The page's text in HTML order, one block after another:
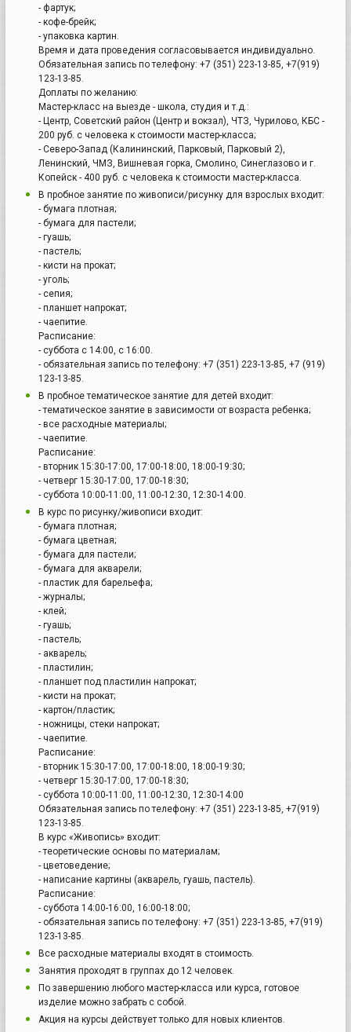
- фартук;
- кофе-брейк;
- упаковка картин.
Время и дата проведения согласовывается индивидуально.
Обязательная запись по телефону: +7 (351) 223-13-85, +7(919)
123-13-85.
Доплаты по желанию:
Мастер-класс на выезде - школа, студия и т.д.:
- Центр, Советский район (Центр и вокзал), ЧТЗ, Чурилово, КБС -
200 руб. с человека к стоимости мастер-класса;
- Северо-Запад (Калининский, Парковый, Парковый 2),
Ленинский, ЧМЗ, Вишневая горка, Смолино, Синеглазово и г.
Копейск - 400 руб. с человека к стоимости мастер-класса.
В пробное занятие по живописи/рисунку для взрослых входит:
- бумага плотная;
- бумага для пастели;
- гуашь;
- пастель;
- кисти на прокат;
- уголь;
- сепия;
- планшет напрокат;
- чаепитие.
Расписание:
- суббота с 14:00, с 16:00.
- обязательная запись по телефону: +7 (351) 223-13-85, +7 (919)
123-13-85.
В пробное тематическое занятие для детей входит:
- тематическое занятие в зависимости от возраста ребенка;
- все расходные материалы;
- чаепитие.
Расписание:
- вторник 15:30-17:00, 17:00-18:00, 18:00-19:30;
- четверг 15:30-17:00, 17:00-18:30;
- суббота 10:00-11:00, 11:00-12:30, 12:30-14:00.
В курс по рисунку/живописи входит:
- бумага плотная;
- бумага цветная;
- бумага для пастели;
- бумага для акварели;
- пластик для барельефа;
- журналы;
- клей;
- гуашь;
- пастель;
- акварель;
- пластилин;
- планшет под пластилин напрокат;
- кисти на прокат;
- картон/пластик;
- ножницы, стеки напрокат;
- чаепитие.
Расписание:
- вторник 15:30-17:00, 17:00-18:00, 18:00-19:30;
- четверг 15:30-17:00, 17:00-18:30;
- суббота 10:00-11:00, 11:00-12:30, 12:30-14:00
Обязательная запись по телефону: +7 (351) 223-13-85, +7(919)
123-13-85.
В курс «Живопись» входит:
- теоретические основы по материалам;
- цветоведение;
- написание картины (акварель, гуашь, пастель).
Расписание:
- суббота 14:00-16:00, 16:00-18:00;
- обязательная запись по телефону: +7 (351) 223-13-85, +7(919)
123-13-85.
Все расходные материалы входят в стоимость.
Занятия проходят в группах до 12 человек.
По завершению любого мастер-класса или курса, готовое
изделие можно забрать с собой.
Акция на курсы действует только для новых клиентов.